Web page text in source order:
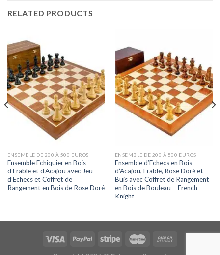
RELATED PRODUCTS
ENSEMBLE DE 200 À 500 EUROS
Ensemble Echiquier en Bois
d’Erable et d’Acajou avec Jeu
d’Echecs et Coffret de
Rangement en Bois de Rose Doré
ENSEMBLE DE 200 À 500 EUROS
Ensemble d’Echecs en Bois
d’Acajou, Erable, Rose Doré et
Buis avec Coffret de Rangement
en Bois de Bouleau – French
Knight